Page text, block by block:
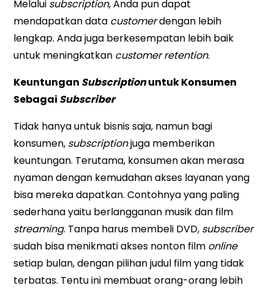
Melalui subscription, Anda pun dapat
mendapatkan data customerdengan lebih
lengkap. Anda juga berkesempatan lebih baik
untuk meningkatkan customer retention.
Keuntungan Subscriptionuntuk Konsumen
Sebagai Subscriber
Tidak hanya untuk bisnis saja, namun bagi
konsumen, subscriptionjuga memberikan
keuntungan. Terutama, konsumen akan merasa
nyaman dengan kemudahan akses layanan yang
bisa mereka dapatkan. Contohnya yang paling
sederhana yaitu berlangganan musik dan film
streaming. Tanpa harus membeli DVD, subscriber
sudah bisa menikmati akses nonton film online
setiap bulan, dengan pilihan judul film yang tidak
terbatas. Tentu ini membuat orang-orang lebih